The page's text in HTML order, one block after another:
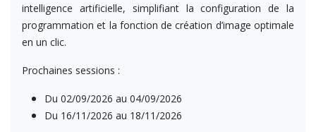
intelligence artificielle, simplifiant la configuration de la
programmation et la fonction de création d’image optimale
en un clic.
Prochaines sessions :
Du 02/09/2026 au 04/09/2026
Du 16/11/2026 au 18/11/2026